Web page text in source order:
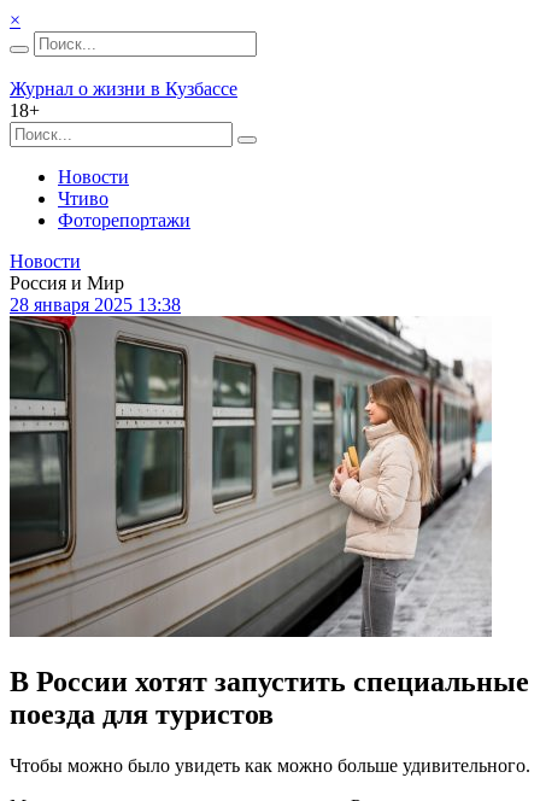
×
Журнал о жизни в Кузбассе
18+
Новости
Чтиво
Фоторепортажи
Новости
Россия и Мир
28 января 2025 13:38
В России хотят запустить специальные
поезда для туристов
Чтобы можно было увидеть как можно больше удивительного.